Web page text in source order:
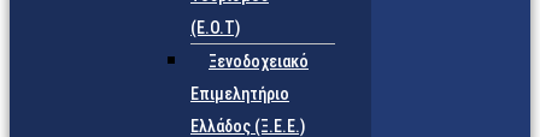
(Ε.Ο.Τ)
Ξενοδοχειακό
Επιμελητήριο
Ελλάδος (Ξ.Ε.Ε.)